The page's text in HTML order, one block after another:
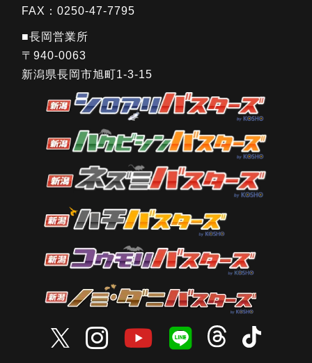
FAX：0250-47-7795
■長岡営業所
〒940-0063
新潟県長岡市旭町1-3-15